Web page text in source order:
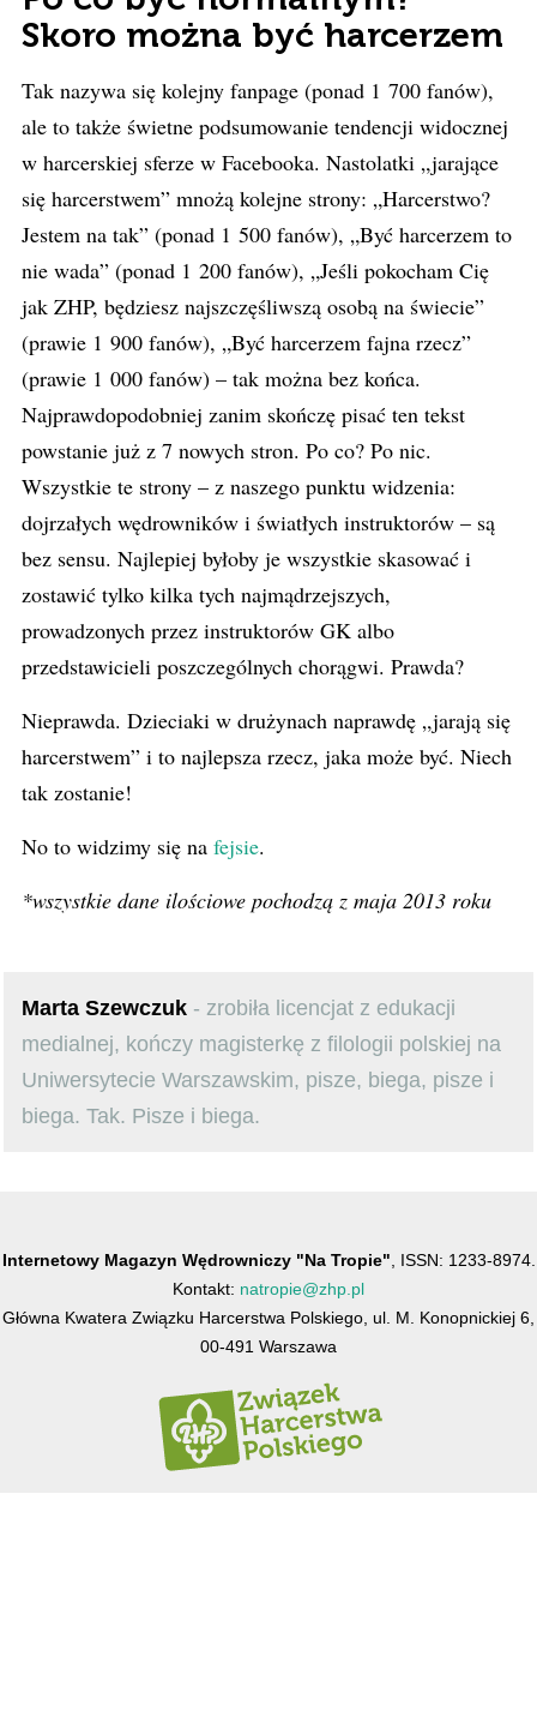
Skoro można być harcerzem
Tak nazywa się kolejny fanpage (ponad 1 700 fanów),
ale to także świetne podsumowanie tendencji widocznej
w harcerskiej sferze w Facebooka. Nastolatki „jarające
się harcerstwem” mnożą kolejne strony: „Harcerstwo?
Jestem na tak” (ponad 1 500 fanów), „Być harcerzem to
nie wada” (ponad 1 200 fanów), „Jeśli pokocham Cię
jak ZHP, będziesz najszczęśliwszą osobą na świecie”
(prawie 1 900 fanów), „Być harcerzem fajna rzecz”
(prawie 1 000 fanów) – tak można bez końca.
Najprawdopodobniej zanim skończę pisać ten tekst
powstanie już z 7 nowych stron. Po co? Po nic.
Wszystkie te strony – z naszego punktu widzenia:
dojrzałych wędrowników i światłych instruktorów – są
bez sensu. Najlepiej byłoby je wszystkie skasować i
zostawić tylko kilka tych najmądrzejszych,
prowadzonych przez instruktorów GK albo
przedstawicieli poszczególnych chorągwi. Prawda?
Nieprawda. Dzieciaki w drużynach naprawdę „jarają się
harcerstwem” i to najlepsza rzecz, jaka może być. Niech
tak zostanie!
No to widzimy się na fejsie.
*wszystkie dane ilościowe pochodzą z maja 2013 roku
Marta Szewczuk - zrobiła licencjat z edukacji
medialnej, kończy magisterkę z filologii polskiej na
Uniwersytecie Warszawskim, pisze, biega, pisze i
biega. Tak. Pisze i biega.
Internetowy Magazyn Wędrowniczy "Na Tropie" , ISSN: 1233-8974.
Kontakt: natropie@zhp.pl
Główna Kwatera Związku Harcerstwa Polskiego, ul. M. Konopnickiej 6,
00-491 Warszawa